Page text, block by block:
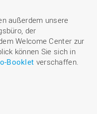
außerdem unsere
der
Welcome Center zur
können Sie sich in
Booklet verschaffen.